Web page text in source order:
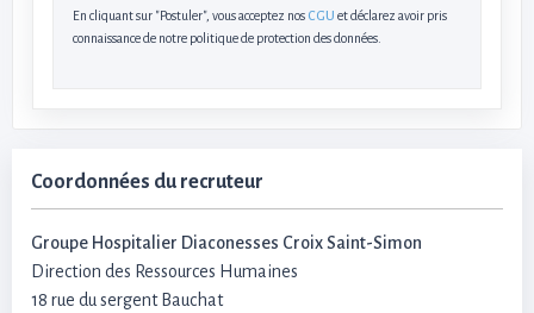
En cliquant sur "Postuler", vous acceptez nos CGU et déclarez avoir pris
connaissance de notre politique de protection des données.
Coordonnées du recruteur
Groupe Hospitalier Diaconesses Croix Saint-Simon
Direction des Ressources Humaines
18 rue du sergent Bauchat